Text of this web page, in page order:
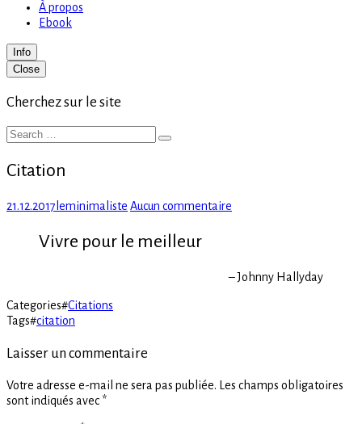
À propos
Ebook
Info
Primary
Sidebar
Close
Cherchez sur le site
Search
Search
Citation
Posted
21.12.2017 Author
leminimaliste Aucun commentaire
Vivre pour le meilleur
– Johnny Hallyday
Categories#Citations
Tags#citation
Laisser un commentaire
Votre adresse e-mail ne sera pas publiée. Les champs obligatoires
sont indiqués avec *